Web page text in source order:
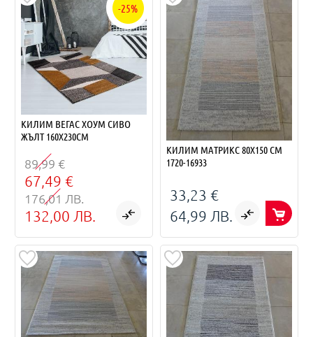
-25%
КИЛИМ ВЕГАС ХОУМ СИВО
ЖЪЛТ 160Х230СМ
89,99 €
67,49 €
176,01 ЛВ.
132,00 ЛВ.
КИЛИМ МАТРИКС 80Х150 СМ
1720-16933
33,23 €
64,99 ЛВ.